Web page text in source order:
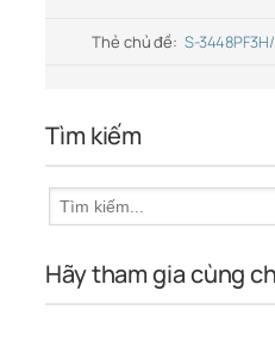
Thẻ chủ đề: S-
Tìm kiếm
Hãy tham gia cùng